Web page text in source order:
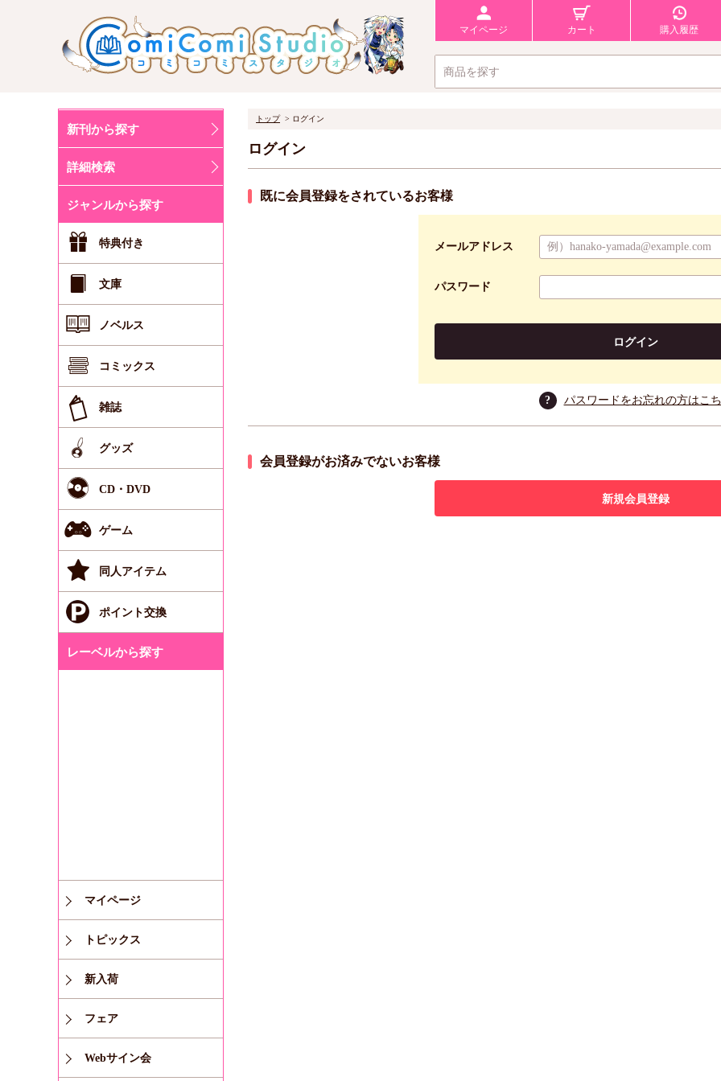
マイページ カート 購入履歴
新刊から探す
詳細検索
ジャンルから探す
特典付き
文庫
ノベルス
コミックス
雑誌
グッズ
CD・DVD
ゲーム
同人アイテム
ポイント交換
レーベルから探す
マイページ
トピックス
新入荷
フェア
Webサイン会
トップ ログイン
ログイン
既に会員登録をされているお客様
メールアドレス
パスワード
ログイン
? パスワードをお忘れの方はこ
会員登録がお済みでないお客様
新規会員登録